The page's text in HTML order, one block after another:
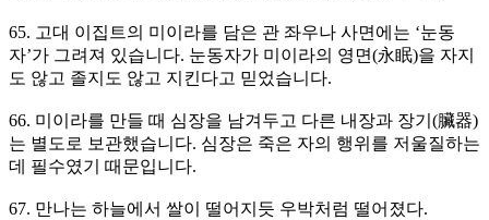
65. 고대 이집트의 미이라를 담은 관 좌우나 사면에는 ‘눈동
자’가 그려져 있습니다. 눈동자가 미이라의 영면(永眠)을 자지
도 않고 졸지도 않고 지킨다고 믿었습니다.
66. 미이라를 만들 때 심장을 남겨두고 다른 내장과 장기(臟器)
는 별도로 보관했습니다. 심장은 죽은 자의 행위를 저울질하는
데 필수였기 때문입니다.
67. 만나는 하늘에서 쌀이 떨어지듯 우박처럼 떨어졌다.